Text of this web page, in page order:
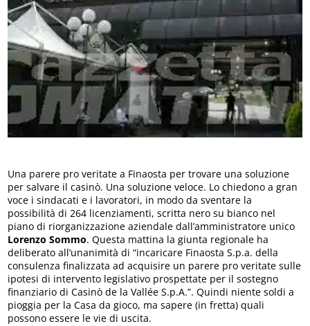
Una parere pro veritate a Finaosta per trovare una soluzione
per salvare il casinò. Una soluzione veloce. Lo chiedono a gran
voce i sindacati e i lavoratori, in modo da sventare la
possibilità di 264 licenziamenti, scritta nero su bianco nel
piano di riorganizzazione aziendale dall’amministratore unico
Lorenzo Sommo. Questa mattina la giunta regionale ha
deliberato all’unanimità di “incaricare Finaosta S.p.a. della
consulenza finalizzata ad acquisire un parere pro veritate sulle
ipotesi di intervento legislativo prospettate per il sostegno
finanziario di Casinò de la Vallée S.p.A.”. Quindi niente soldi a
pioggia per la Casa da gioco, ma sapere (in fretta) quali
possono essere le vie di uscita.